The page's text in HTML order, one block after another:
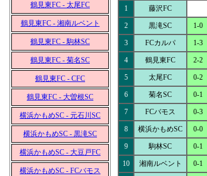
鶴見東FC - 太尾FC
鶴見東FC - 湘南ルベント
鶴見東FC - 駒林SC
鶴見東FC - 菊名SC
鶴見東FC - CFC
鶴見東FC - 大曽根SC
横浜かもめSC - 元石川SC
横浜かもめSC - 黒滝SC
横浜かもめSC - 大豆戸FC
横浜かもめSC - FCバモス
1 藤沢FC
2 黒滝SC 1-0
3 FCカルパ 1-3
4 鶴見東FC 2-2
5 太尾FC 0-2
6 菊名SC 0-1
7 FCバモス 0-3
8 横浜かもめSC 0-0
9 駒林SC 0-1
10 湘南ルベント 0-1